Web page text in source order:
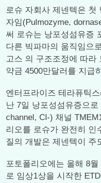
로슈 자회사 제넨텍은 첫
자임(Pulmozyme,
써 로슈는 낭포성섬유증
다른 빅파마의 움직임으
고스 의 구조조정에 따라
약금 4500만달러를 지급
엔터프라이즈 테라퓨틱
난 7일 낭포성섬유증으
channel, Cl-) 채널
리오를 로슈가 완전히 인
질의 개발은 제넨텍이 주
포토폴리오에는 올해 8
로 임상1상을 시작한